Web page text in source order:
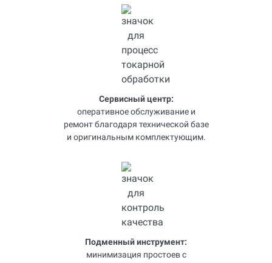
Сервисный центр:
оперативное обслуживание и
ремонт благодаря технической базе
и оригинальным комплектующим.
Подменный инструмент:
минимизация простоев с